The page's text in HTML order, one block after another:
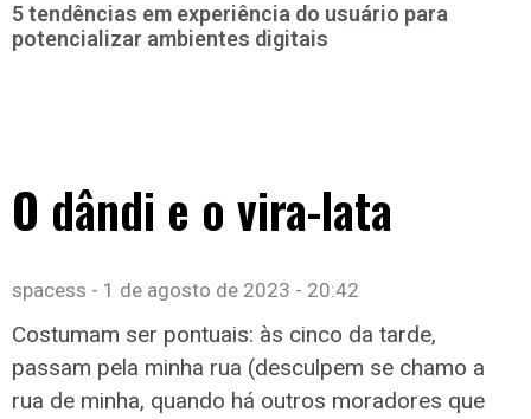
5 tendências em experiência do usuário para
potencializar ambientes digitais
O dândi e o vira-lata
spacess 1 de agosto de 2023 20:42
Costumam ser pontuais: às cinco da tarde,
passam pela minha rua (desculpem se chamo a
rua de minha, quando há outros moradores que